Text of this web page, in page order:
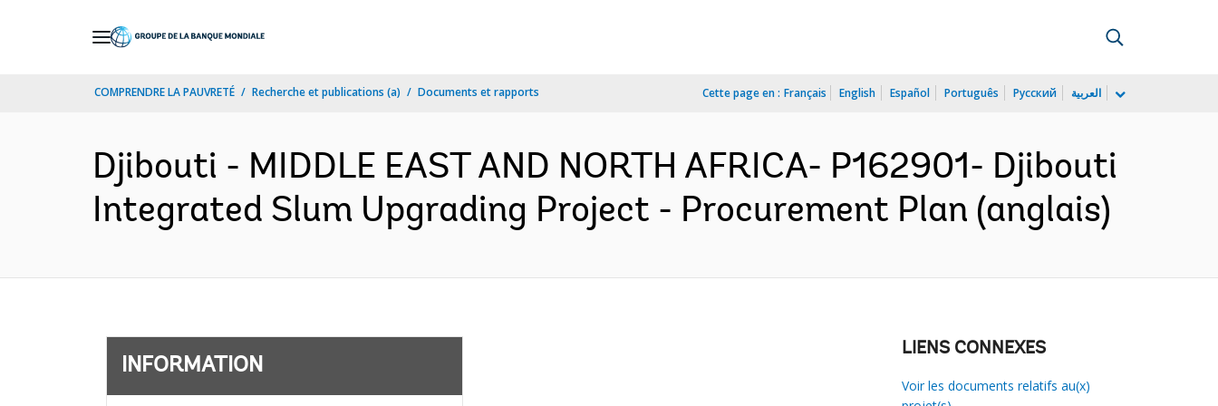
COMPRENDRE LA PAUVRETÉ Recherche et publications (a) Documents et rapports Cette page en : Français English Español Português Русский العربية
Djibouti - MIDDLE EAST AND NORTH AFRICA- P162901- Djibouti
Integrated Slum Upgrading Project - Procurement Plan (anglais)
INFORMATION
LIENS CONNEXES
Voir les documents relatifs au(x)